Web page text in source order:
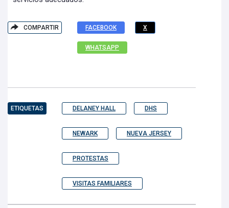
COMPARTIR FACEBOOK X
WHATSAPP
ETIQUETAS DELANEY HALL DHS
NEWARK NUEVA JERSEY
PROTESTAS
VISITAS FAMILIARES